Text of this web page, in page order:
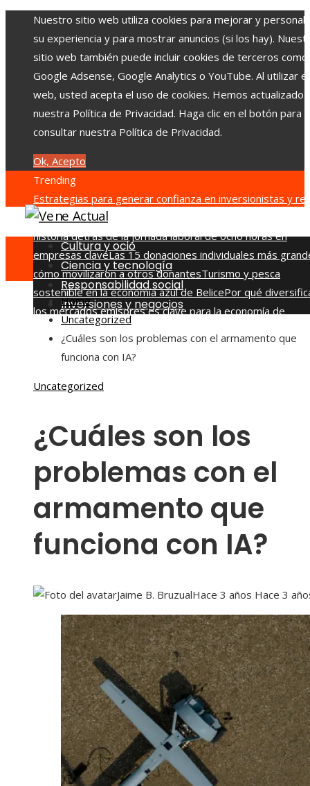
Nuestro sitio web utiliza cookies para mejorar y
su experiencia y para mostrar anuncios (si los hay).
sitio web también puede incluir cookies de terceros como
Google Adsense, Google Analytics o YouTube. Al utilizar
web, usted acepta el uso de cookies. Hemos actualizado
nuestra Política de Privacidad. Haga clic en el botón para
consultar nuestra Política de Privacidad.
Ok, Acepto
Trending
Estrategias para generar confianza en inversionistas y
la fragmentación económica en Bosnia y Herzegovina
historia detrás de la jornada laboral de ocho horas en
empresas claveLas 15 donaciones individuales más
cómo movilizaron a otros donantesTurismo y pesca
sostenible en la economía azul de BelicePor qué
los mercados emisores es clave para la economía de
viernes, agosto 7
Cultura y ocio
Ciencia y tecnología
Responsabilidad social
Inversiones y negocios
Home
Uncategorized
¿Cuáles son los problemas con el armamento que
funciona con IA?
Uncategorized
¿Cuáles son los
problemas con el
armamento que
funciona con IA?
Jaime B. BruzualHace 3 años Hace 3